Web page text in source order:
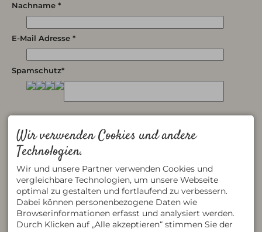
Nachname *
E-Mail Adresse *
Spamschutz*
* Pflichtfelder
Datenschutz
Mit dem Absenden des Formulars habe ich die
Datenschutzerklärung zur Kenntnis genommen.
RmziFebdeEMavEWdANs
Wir verwenden Cookies und andere
Technologien.
Wir und unsere Partner verwenden Cookies und
vergleichbare Technologien, um unsere Webseite
optimal zu gestalten und fortlaufend zu verbessern.
Dabei können personenbezogene Daten wie
Browserinformationen erfasst und analysiert werden.
Durch Klicken auf „Alle akzeptieren“ stimmen Sie der